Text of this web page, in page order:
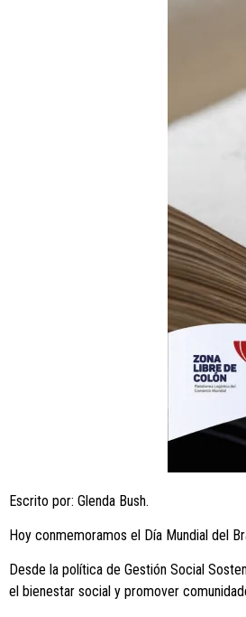
Escrito por: Glenda Bush.
Hoy conmemoramos el Día Mundial del
Desde la política de Gestión Social
el bienestar social y promover